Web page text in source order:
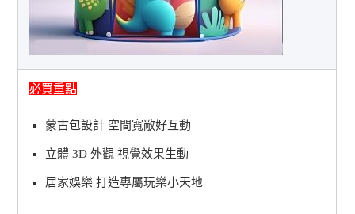
必買重點
蒙古包設計 空間寬敞好互動
立體 3D 外觀 視覺效果生動
居家娛樂 打造專屬玩樂小天地